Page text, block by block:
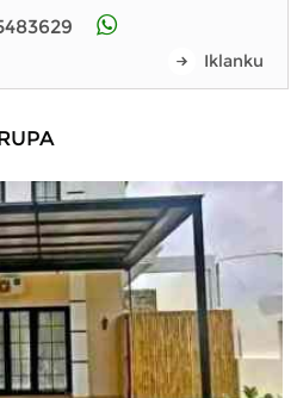
Iklanku